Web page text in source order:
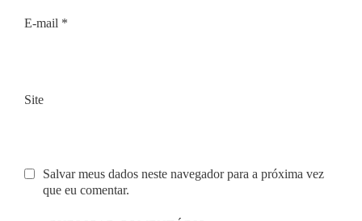
E-mail *
Site
Salvar meus dados neste navegador para a próxima vez
que eu comentar.